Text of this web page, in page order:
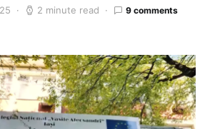
2 minute read 9 comments